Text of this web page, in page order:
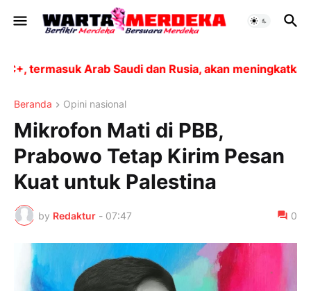
Arab Saudi dan Rusia, akan meningkatkan
Beranda Opini nasional
Mikrofon Mati di PBB,
Prabowo Tetap Kirim Pesan
Kuat untuk Palestina
by Redaktur - 07:47 0